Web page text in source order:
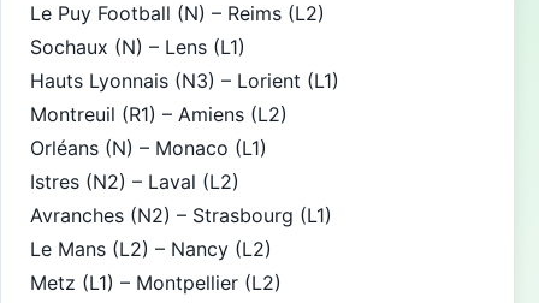
Le Puy Football (N) – Reims (L2)
Sochaux (N) – Lens (L1)
Hauts Lyonnais (N3) – Lorient (L1)
Montreuil (R1) – Amiens (L2)
Orléans (N) – Monaco (L1)
Istres (N2) – Laval (L2)
Avranches (N2) – Strasbourg (L1)
Le Mans (L2) – Nancy (L2)
Metz (L1) – Montpellier (L2)